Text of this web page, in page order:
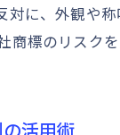
対に、外観や
商標のリスク